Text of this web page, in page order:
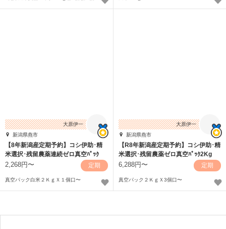
大原伊一
新潟県燕市
【8年新潟産定期予約】コシ伊助･精
米選択･残留農薬連続ゼロ真空ﾊﾟｯｸ
2Kg
2,268円〜 定期
真空パック白米２ＫｇＸ１個口〜
大原伊一
新潟県燕市
【R8年新潟産定期予約】コシ伊助･精
米選択･残留農薬ゼロ真空ﾊﾟｯｸ2Kg
6,288円〜 定期
真空パック２ＫｇＸ3個口〜